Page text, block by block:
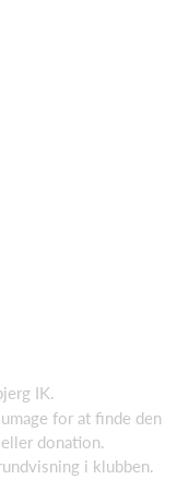
IK.
for at finde den
donation.
i klubben.